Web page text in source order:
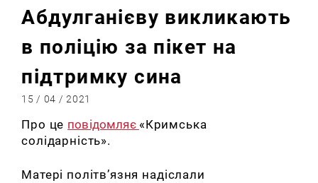
Абдулганієву викликають
в поліцію за пікет на
підтримку сина
15 / 04 / 2021
Про це повідомляє «Кримська
солідарність».
Матері політв’язня надіслали